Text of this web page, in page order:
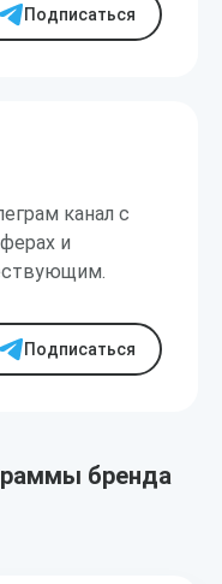
Подписаться
канал с
и
Подписаться
бренда